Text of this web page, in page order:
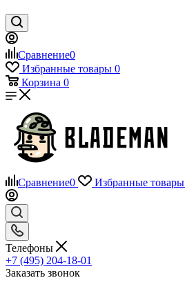
Сравнение0
Избранные товары 0
Корзина 0
Сравнение0 Избранные товары
Телефоны
+7 (495) 204-18-01
Заказать звонок